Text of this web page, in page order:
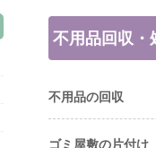
不用品回収・
不用品の回収
ゴミ屋敷の片付け